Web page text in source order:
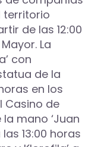
territorio
de las 12:00
La
con
de la
en los
Casino de
la mano ‘Juan
13:00 horas